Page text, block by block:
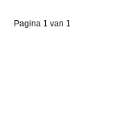
Pagina 1 van 1